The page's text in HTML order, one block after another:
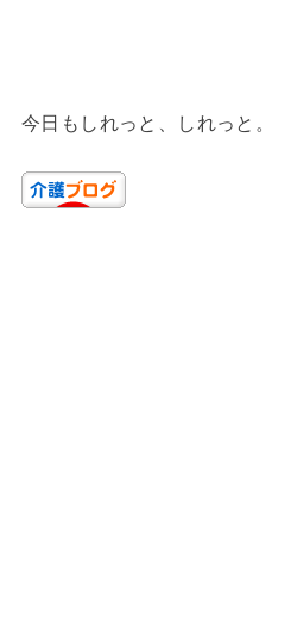
今日もしれっと、しれっと。